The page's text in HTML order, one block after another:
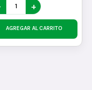
+
AGREGAR AL CARRITO